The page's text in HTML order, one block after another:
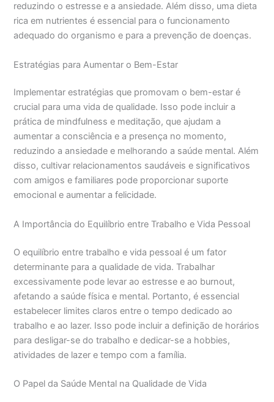
reduzindo o estresse e a ansiedade. Além disso, uma dieta
rica em nutrientes é essencial para o funcionamento
adequado do organismo e para a prevenção de doenças.
Estratégias para Aumentar o Bem-Estar
Implementar estratégias que promovam o bem-estar é
crucial para uma vida de qualidade. Isso pode incluir a
prática de mindfulness e meditação, que ajudam a
aumentar a consciência e a presença no momento,
reduzindo a ansiedade e melhorando a saúde mental. Além
disso, cultivar relacionamentos saudáveis e significativos
com amigos e familiares pode proporcionar suporte
emocional e aumentar a felicidade.
A Importância do Equilíbrio entre Trabalho e Vida Pessoal
O equilíbrio entre trabalho e vida pessoal é um fator
determinante para a qualidade de vida. Trabalhar
excessivamente pode levar ao estresse e ao burnout,
afetando a saúde física e mental. Portanto, é essencial
estabelecer limites claros entre o tempo dedicado ao
trabalho e ao lazer. Isso pode incluir a definição de horários
para desligar-se do trabalho e dedicar-se a hobbies,
atividades de lazer e tempo com a família.
O Papel da Saúde Mental na Qualidade de Vida